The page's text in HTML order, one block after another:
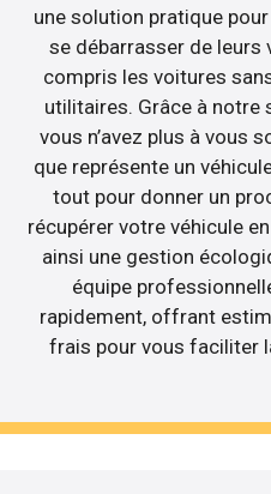
une solution pratique
se débarrasser de leurs
compris les voitures
utilitaires. Grâce à notre
vous n’avez plus à vous
que représente un
tout pour donner un
récupérer votre véhicule
ainsi une gestion
équipe
rapidement, offrant
frais pour vous faciliter